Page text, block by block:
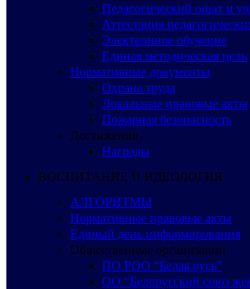
Педагогический опыт и
Аттестация
Электронное обучение
Единая методическая цель
Нормативные документы
Охрана труда
Локальные правовые акты
Пожарная безопасность
Достижения
Награды
ВОСПИТАНИЕ И ИДЕОЛОГИЯ
АЛГОРИТМЫ
Нормативные правовые акты
Единый день информирования
Общественные организации
ПО РОО “Белая русь”
ОО “Белорусский союз